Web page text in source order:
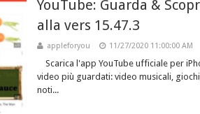
YouTube: Guarda &
alla vers 15.47.3
appleforyou 11/27/2020 11:00:00 AM
Scarica l'app YouTube ufficiale per
video più guardati: video musicali,
noti...